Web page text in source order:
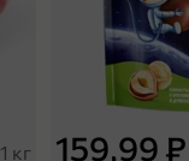
1 кг 159,99 ₽